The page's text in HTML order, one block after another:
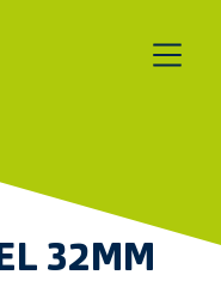
32MM